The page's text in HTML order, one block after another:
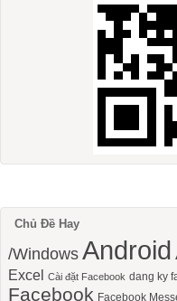
Chủ Đề Hay
/Windows Android
Excel Cài đặt Facebook dang ky
Facebook Facebook